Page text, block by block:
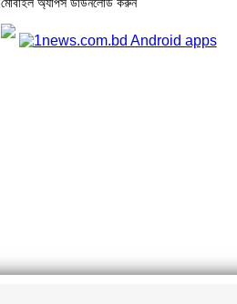
মোবাইল অ্যাপস ডাউনলোড করুন